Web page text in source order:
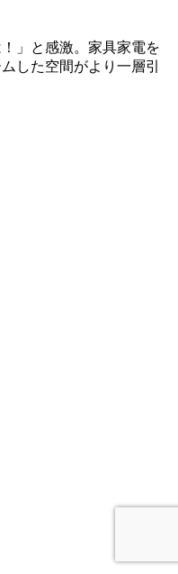
」と感激。家具家電を
した空間がより一層引